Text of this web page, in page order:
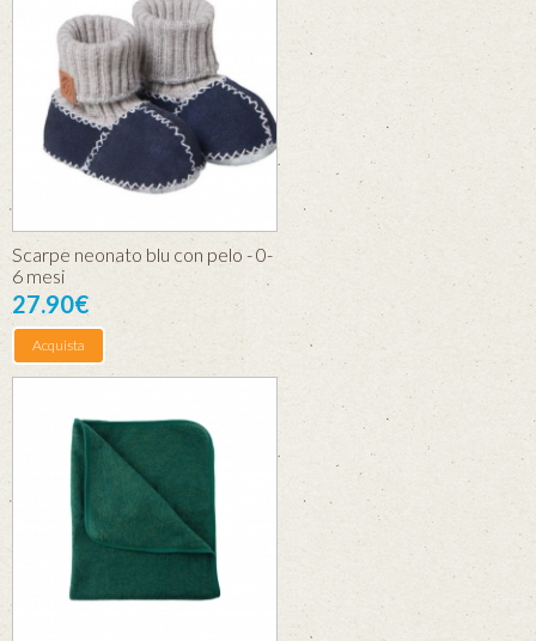
Scarpe neonato blu con pelo - 0-
6 mesi
27.90€
Acquista